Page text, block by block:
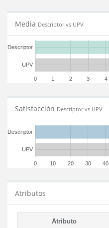
Media Descriptor vs UPV
0 1 2 3 4
UPV
Descriptor
Satisfacción Descriptor vs UPV
0 10 20 30 40
UPV
Descriptor
Atributos
Atributo